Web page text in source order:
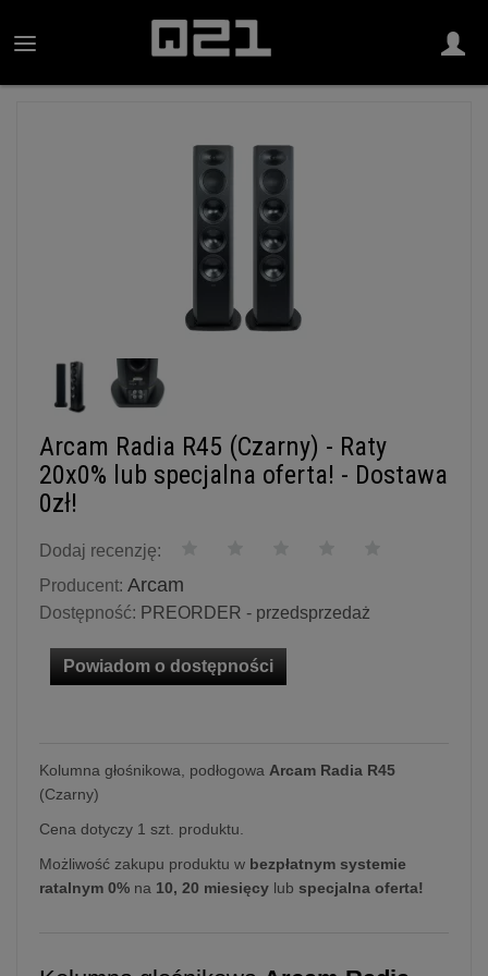
Arcam Radia R45 (Czarny) - Raty
20x0% lub specjalna oferta! - Dostawa
0zł!
Dodaj recenzję:
Producent: Arcam
Dostępność: PREORDER - przedsprzedaż
Powiadom o dostępności
Kolumna głośnikowa, podłogowa Arcam Radia R45
(Czarny)
Cena dotyczy 1 szt. produktu.
Możliwość zakupu produktu w bezpłatnym systemie
ratalnym 0% na 10, 20 miesięcy lub specjalna oferta!